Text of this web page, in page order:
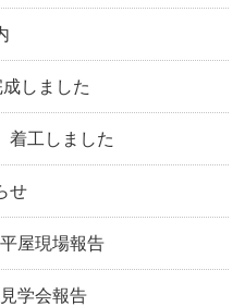
しました
工しました
せ
屋現場報告
学会報告